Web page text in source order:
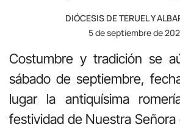
DIÓCESIS DE TERUEL Y
5 de septiembre de
Costumbre y tradición se
sábado de septiembre,
lugar la antiquísima
festividad de Nuestra Señora